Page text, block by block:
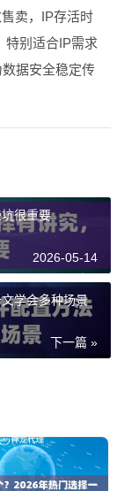
卖，IP存活时
特别适合IP需求
据安全稳定传
很重要
2026-05-14
学会多种场景
下一篇 »